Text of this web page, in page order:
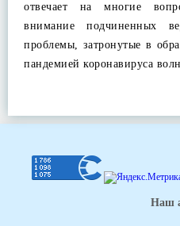
отвечает на многие
внимание подчиненных
проблемы, затронутые в
пандемией коронавируса
Наш